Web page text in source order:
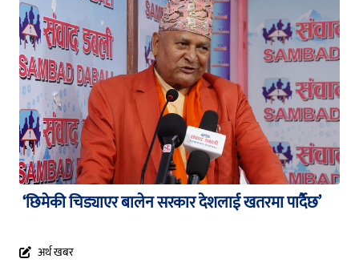
‘छिमेकी चिड्याएर बालेन सरकार देशलाई खतरमा पार्दैछ’
अर्थ खबर